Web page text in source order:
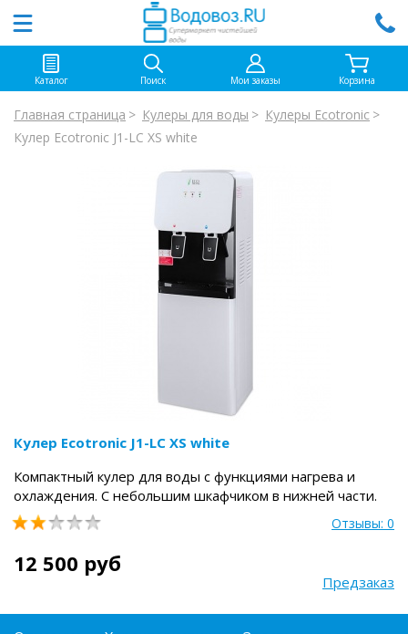
Каталог Поиск Мои заказы Корзина
Главная страница Кулеры для воды
Кулеры Ecotronic
Кулер Ecotronic J1-LC XS white
Кулер Ecotronic J1-LC XS white
Компактный кулер для воды с функциями нагрева и
охлаждения. С небольшим шкафчиком в нижней части.
Отзывы: 0
12 500 руб
Предзаказ